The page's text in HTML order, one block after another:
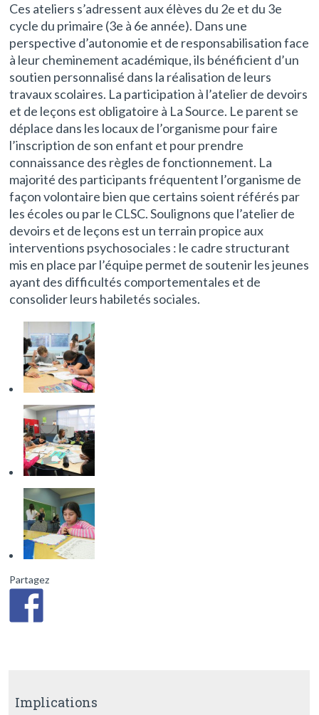
Ces ateliers s’adressent aux élèves du 2e et du 3e
cycle du primaire (3e à 6e année). Dans une
perspective d’autonomie et de responsabilisation face
à leur cheminement académique, ils bénéficient d’un
soutien personnalisé dans la réalisation de leurs
travaux scolaires. La participation à l’atelier de devoirs
et de leçons est obligatoire à La Source. Le parent se
déplace dans les locaux de l’organisme pour faire
l’inscription de son enfant et pour prendre
connaissance des règles de fonctionnement. La
majorité des participants fréquentent l’organisme de
façon volontaire bien que certains soient référés par
les écoles ou par le CLSC. Soulignons que l’atelier de
devoirs et de leçons est un terrain propice aux
interventions psychosociales : le cadre structurant
mis en place par l’équipe permet de soutenir les jeunes
ayant des difficultés comportementales et de
consolider leurs habiletés sociales.
Partagez
Implications